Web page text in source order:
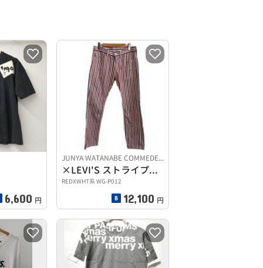
6,600 円
JUNYA WATANABE COMMEDESGARCONS
×LEVI'S ストライプストレートパンツ
REDXWHT系 WG-P012
12,100 円